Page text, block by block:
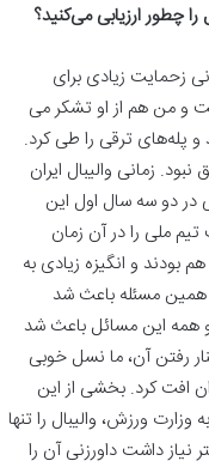
چطور ارزیابی می‌کنید؟
زحمایت زیادی برای
و من هم از او تشکر می
پله‌های ترقی را طی کرد.
زمانی والیبال ایران
دو سه سال اول این
ملی را در آن زمان
بودند و انگیزه زیادی به
همین مسئله باعث شد
و همه این مسائل باعث شد
رفتن آن، ما نسل خوبی
افت کرد. بخشی از این
ورزش، والیبال را تنها
نیاز داشت داورزنی آن را